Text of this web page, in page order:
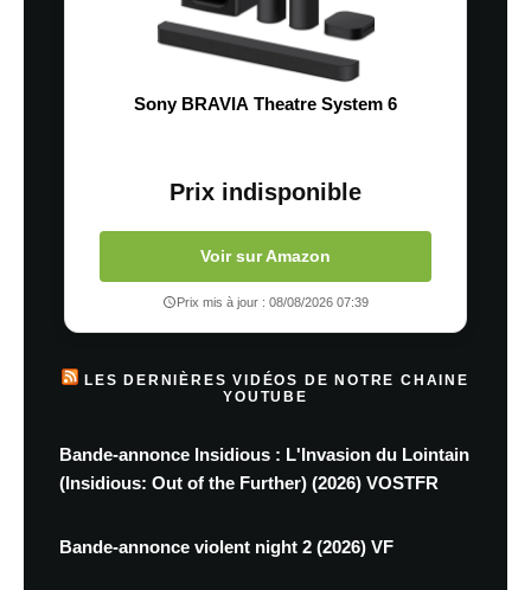
Sony BRAVIA Theatre System 6
Prix indisponible
Voir sur Amazon
Prix mis à jour : 08/08/2026 07:39
LES DERNIÈRES VIDÉOS DE NOTRE CHAINE
YOUTUBE
Bande-annonce Insidious : L'Invasion du Lointain
(Insidious: Out of the Further) (2026) VOSTFR
Bande-annonce violent night 2 (2026) VF